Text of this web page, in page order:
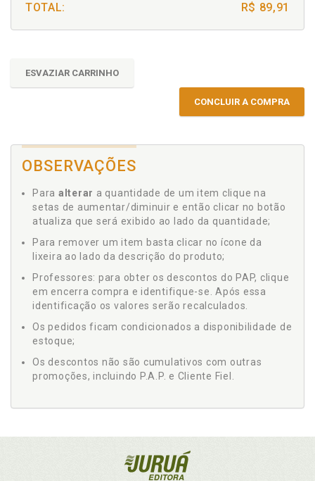
TOTAL: R$ 89,91
ESVAZIAR CARRINHO
CONCLUIR A COMPRA
OBSERVAÇÕES
Para alterar a quantidade de um item clique na
setas de aumentar/diminuir e então clicar no botão
atualiza que será exibido ao lado da quantidade;
Para remover um item basta clicar no ícone da
lixeira ao lado da descrição do produto;
Professores: para obter os descontos do PAP, clique
em encerra compra e identifique-se. Após essa
identificação os valores serão recalculados.
Os pedidos ficam condicionados a disponibilidade de
estoque;
Os descontos não são cumulativos com outras
promoções, incluindo P.A.P. e Cliente Fiel.